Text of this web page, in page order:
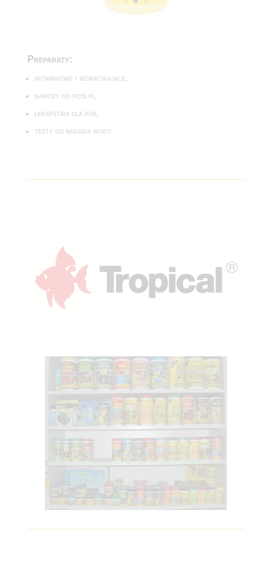
Preparaty:
witaminowe i wzmacniające,
nawozy do roślin,
lekarstwa dla ryb,
testy do badania wody.